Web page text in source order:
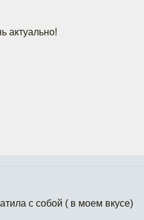
актуально!
с собой ( в моем вкусе)